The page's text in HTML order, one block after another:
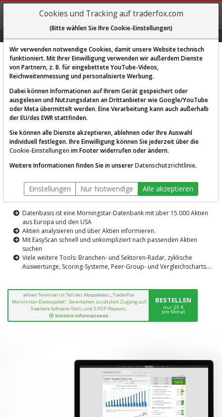
REGIS-
TRIEREN
Diese Funktion ist nur für
AKTIEN-TERMINAL
Die Aktienanalyse-Plattform von
TraderFox
Datenbasis ist eine Morningstar-Datenbank mit über 15.000 Aktien
aus Europa und den USA
Aktien analysieren und über Aktien informieren.
Mit EasyScan schnell und unkompliziert nach passenden Aktien
suchen
Viele weitere Tools: Branchen- und Sektoren-Radar, zyklische
Auswertunge, Scoring-Systeme, Peer-Group- und Vergleichscharts....
aktien Terminal ist Teil des Abopaketes „TraderFox
Morninstar-Datenpaket“. Sie erhalten zusätzlich Zugang auf
3 weitere Software-Tools und 5 PDF-Reports.
Weitere Informationen
BESTELLEN
nur 25 €
pro Monat
Cookies und Tracking auf traderfox.com
(Bitte wählen Sie Ihre Cookie-Einstellungen)
Wir verwenden notwendige Cookies, damit unsere Website technisch
funktioniert. Mit Ihrer Einwilligung verwenden wir außerdem Dienste
von Partnern, z. B. für eingebettete YouTube-Videos,
Reichweitenmessung und personalisierte Werbung.
Dabei können Informationen auf Ihrem Gerät gespeichert oder
ausgelesen und Nutzungsdaten an Drittanbieter wie Google/YouTube
oder Meta übermittelt werden. Eine Verarbeitung kann auch außerhalb
der EU/des EWR stattfinden.
Sie können alle Dienste akzeptieren, ablehnen oder Ihre Auswahl
individuell festlegen. Ihre Einwilligung können Sie jederzeit über die
Cookie-Einstellungen im Footer widerrufen oder ändern.
Weitere Informationen finden Sie in unsererDatenschutzrichtlinie.
Einstellungen Nur Notwendige Alle akzeptieren